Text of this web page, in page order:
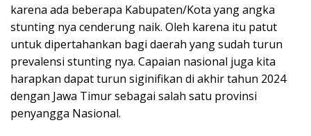
karena ada beberapa Kabupaten/Kota yang angka
stunting nya cenderung naik. Oleh karena itu patut
untuk dipertahankan bagi daerah yang sudah turun
prevalensi stunting nya. Capaian nasional juga kita
harapkan dapat turun siginifikan di akhir tahun 2024
dengan Jawa Timur sebagai salah satu provinsi
penyangga Nasional.